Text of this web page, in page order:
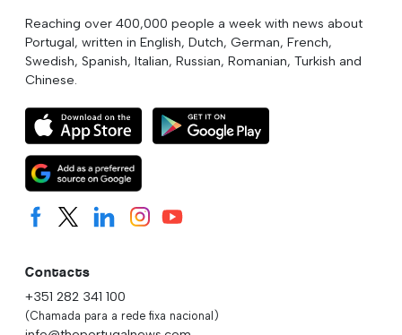
Reaching over 400,000 people a week with news about
Portugal, written in English, Dutch, German, French,
Swedish, Spanish, Italian, Russian, Romanian, Turkish and
Chinese.
Contacts
+351 282 341 100
(Chamada para a rede fixa nacional)